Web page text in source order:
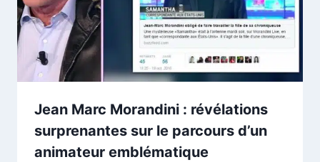
Jean Marc Morandini : révélations
surprenantes sur le parcours d’un
animateur emblématique